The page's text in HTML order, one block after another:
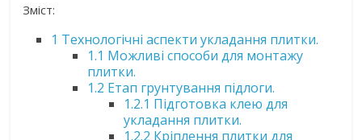
Зміст:
1 Технологічні аспекти укладання плитки.
1.1 Можливі способи для монтажу
плитки.
1.2 Етап грунтування підлоги.
1.2.1 Підготовка клею для
укладання плитки.
1.2.2 Кріплення плитки для